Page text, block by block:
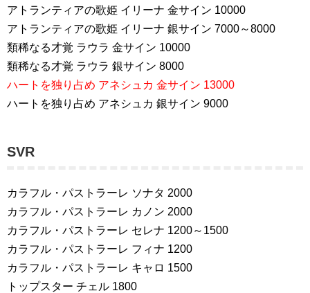
アトランティアの歌姫 イリーナ 金サイン 10000
アトランティアの歌姫 イリーナ 銀サイン 7000～8000
類稀なる才覚 ラウラ 金サイン 10000
類稀なる才覚 ラウラ 銀サイン 8000
ハートを独り占め アネシュカ 金サイン 13000
ハートを独り占め アネシュカ 銀サイン 9000
SVR
カラフル・パストラーレ ソナタ 2000
カラフル・パストラーレ カノン 2000
カラフル・パストラーレ セレナ 1200～1500
カラフル・パストラーレ フィナ 1200
カラフル・パストラーレ キャロ 1500
トップスター チェル 1800